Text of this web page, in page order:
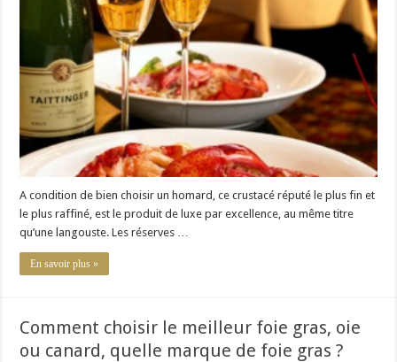
homard
?
A condition de bien choisir un homard, ce crustacé réputé le plus fin et
le plus raffiné, est le produit de luxe par excellence, au même titre
qu’une langouste. Les réserves …
En savoir plus »
Comment choisir le meilleur foie gras, oie
ou canard, quelle marque de foie gras ?